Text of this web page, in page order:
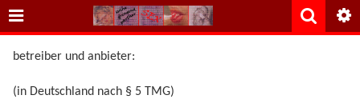
betreiber und anbieter:
(in Deutschland nach § 5 TMG)